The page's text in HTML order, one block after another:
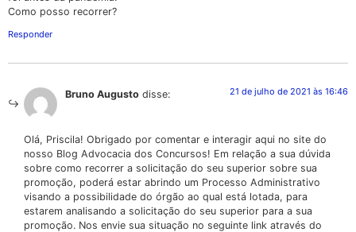
Como posso recorrer?
Responder
Bruno Augusto disse: 21 de julho de 2021 às 16:46
Olá, Priscila! Obrigado por comentar e interagir aqui no site do
nosso Blog Advocacia dos Concursos! Em relação a sua dúvida
sobre como recorrer a solicitação do seu superior sobre sua
promoção, poderá estar abrindo um Processo Administrativo
visando a possibilidade do órgão ao qual está lotada, para
estarem analisando a solicitação do seu superior para a sua
promoção. Nos envie sua situação no seguinte link através do